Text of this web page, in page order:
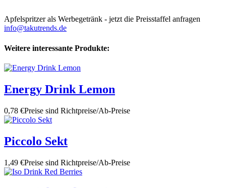
Apfelspritzer als Werbegetränk - jetzt die Preisstaffel anfragen
info@takutrends.de
Weitere interessante Produkte:
Energy Drink Lemon
0,78 €Preise sind Richtpreise/Ab-Preise
Piccolo Sekt
1,49 €Preise sind Richtpreise/Ab-Preise